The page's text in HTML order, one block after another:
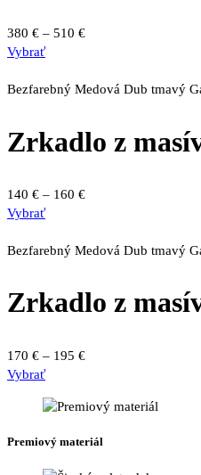
380 € – 510 €Price
through
VybraťTento
má
Možnosti
vybrať
na
produktu.
Bezfarebný Medová Dub tmavý
Zrkadlo z
140 € – 160 €Price
through
VybraťTento
má
Možnosti
vybrať
na
stránke
Bezfarebný Medová Dub tmavý
Zrkadlo z
170 € – 195 €Price
through
VybraťTento
má
variantov.
Možnosti
Premiový materiál